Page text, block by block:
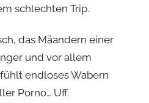
schlechten Trip.
das Mäandern einer
und vor allem
endloses Wabern
Porno… Uff.